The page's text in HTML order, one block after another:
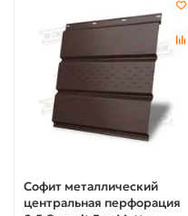
Софит металлический
центральная перфорация